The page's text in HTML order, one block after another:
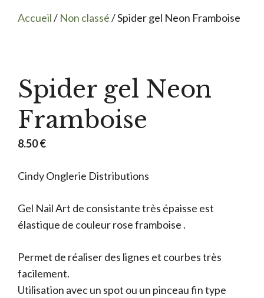
Accueil/ Non classé/ Spider gel Neon Framboise
Spider gel Neon
Framboise
8.50€
Cindy Onglerie Distributions
Gel Nail Art de consistante très épaisse est
élastique de couleur rose framboise .
Permet de réaliser des lignes et courbes très
facilement.
Utilisation avec un spot ou un pinceau fin type